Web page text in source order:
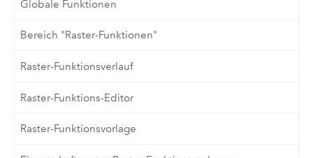
Globale Funktionen
Bereich "Raster-Funktionen"
Raster-Funktionsverlauf
Raster-Funktions-Editor
Raster-Funktionsvorlage